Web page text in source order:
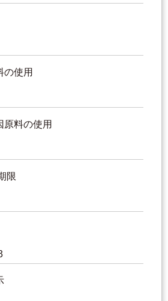
の使用
原料の使用
限